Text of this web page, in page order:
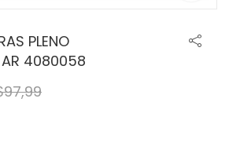
PLENO
4080058
97,99